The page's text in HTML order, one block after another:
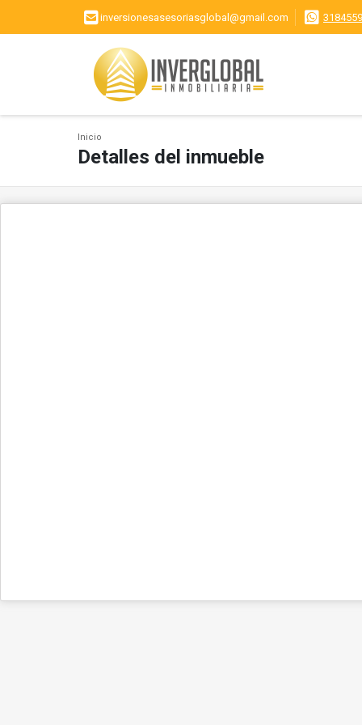
inversionesasesoriasglobal@gmail.com
Inicio
Detalles del inmueble